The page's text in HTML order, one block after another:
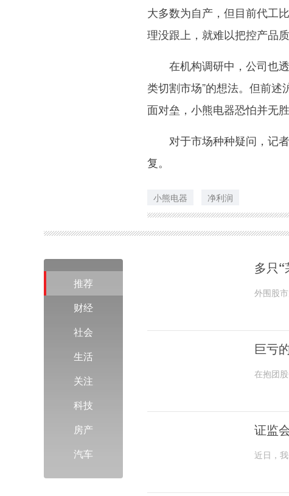
大多数为自产，但目前代工
理没跟上，就难以把控产品质
在机构调研中，公司也
类切割市场”的想法。但前
面对垒，小熊电器恐怕并无胜
对于市场种种疑问，记
复。
小熊电器 净利润
推荐
财经
社会
生活
关注
科技
房产
汽车
多只
外围股
巨亏
在抱团
证监
近日，